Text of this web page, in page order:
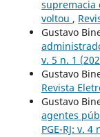
supremacia
voltou ,
Gustavo
v. 5 n. 1
Gustavo
Revista
Gustavo
agentes
PGE-RJ: v. 4